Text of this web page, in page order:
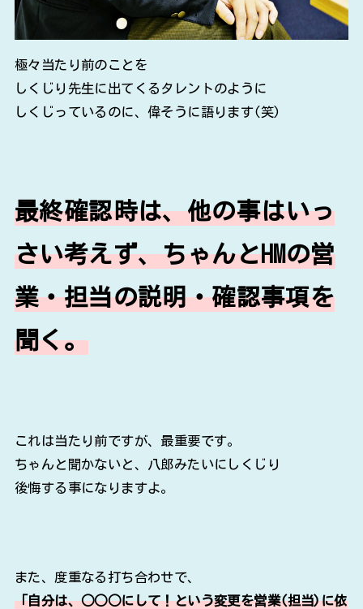
極々当たり前のことを
しくじり先生に出てくるタレントのように
しくじっているのに、偉そうに語ります(笑)
最終確認時は、他の事はいっ
さい考えず、ちゃんとHMの営
業・担当の説明・確認事項を
聞く。
これは当たり前ですが、最重要です。
ちゃんと聞かないと、八郎みたいにしくじり
後悔する事になりますよ。
また、度重なる打ち合わせで、
「自分は、○○○にして！という変更を営業(担当)に依